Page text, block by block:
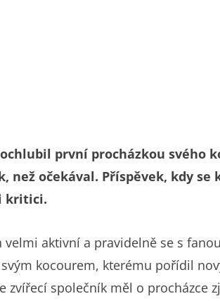
první procházkou svého
než očekával. Příspěvek, kdy se
kritici.
aktivní a pravidelně se s
kocourem, kterému pořídil
zvířecí společník měl o procházce